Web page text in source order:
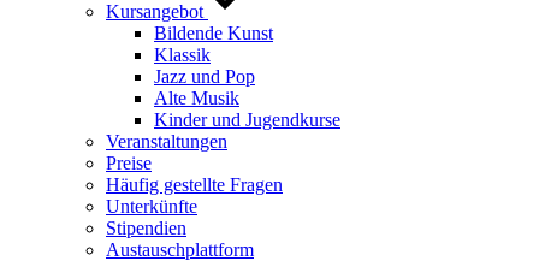
Kursangebot
Bildende Kunst
Klassik
Jazz und Pop
Alte Musik
Kinder und Jugendkurse
Veranstaltungen
Preise
Häufig gestellte Fragen
Unterkünfte
Stipendien
Austauschplattform